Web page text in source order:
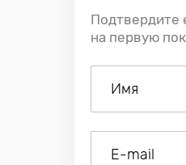
Подтвердите
на первую